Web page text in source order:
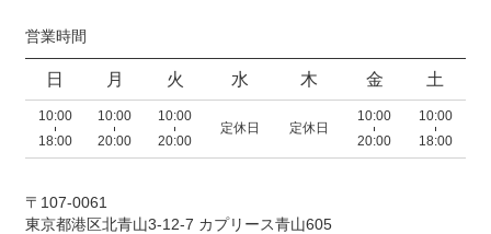
営業時間
日 月 火 水 木 金 土
10:00
18:00
10:00
20:00
10:00
20:00
定休日 定休日
10:00
20:00
10:00
18:00
〒107-0061
東京都港区北青山3-12-7 カプリース青山605